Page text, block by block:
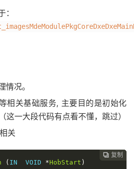
情况。
相关基础服务, 主要目的是初始化
这一大段代码有点看不懂，跳过）
关
 复制
 复制
 复制
 复制
( IN  VOID *HobStart )